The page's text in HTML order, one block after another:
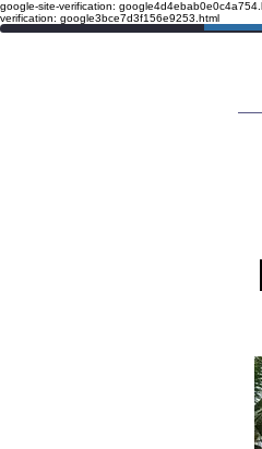
google-site-verification:
verification: google3bce7d3f156e9253.html